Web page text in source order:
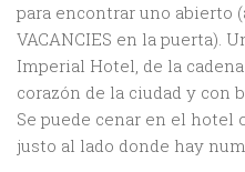
para encontrar uno abierto
VACANCIES en la puerta).
Imperial Hotel, de la
corazón de la ciudad y con
Se puede cenar en el hotel
justo al lado donde hay